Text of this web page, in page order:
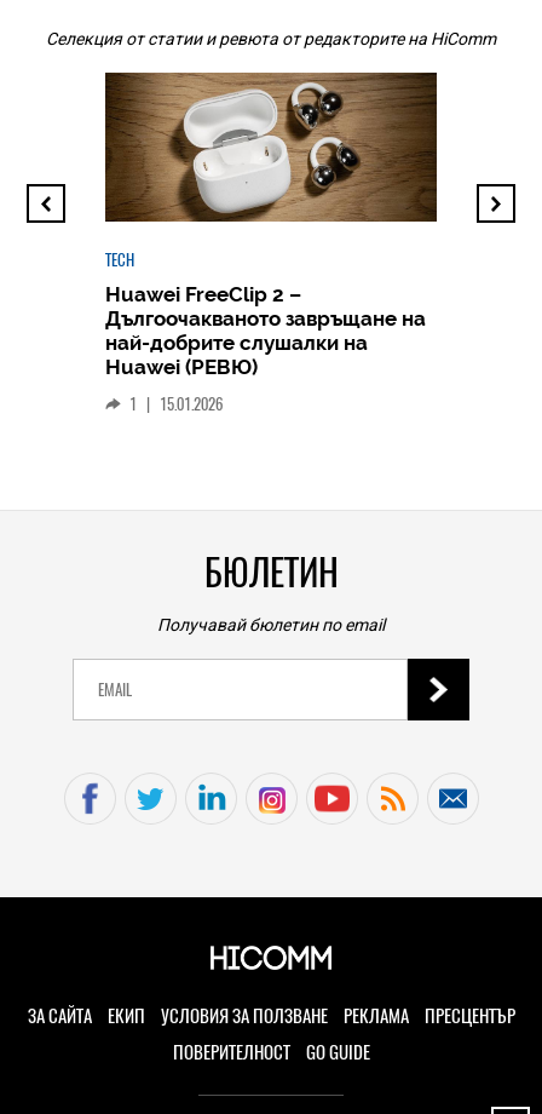
Селекция от статии и ревюта от редакторите на HiComm
TECH
Huawei FreeClip 2 –
Дългоочакваното завръщане на
най-добрите слушалки на
Huawei (РЕВЮ)
1 | 15.01.2026
БЮЛЕТИН
Получавай бюлетин по email
ЗА САЙТА ЕКИП УСЛОВИЯ ЗА ПОЛЗВАНЕ РЕКЛАМА
ПРЕСЦЕНТЪР
ПОВЕРИТЕЛНОСТ
GO GUIDE